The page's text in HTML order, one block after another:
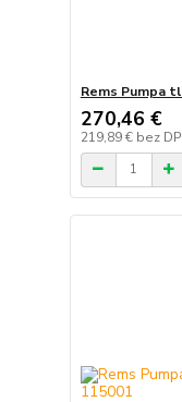
Rems Pumpa
270,46 €
219,89 € bez